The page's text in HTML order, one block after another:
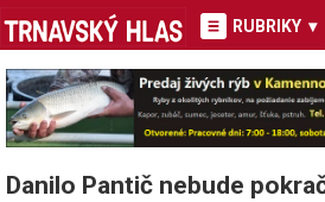
RUBRIKY ▾
Danilo Pantič nebude